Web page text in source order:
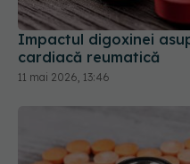
11 mai 2026, 13:46